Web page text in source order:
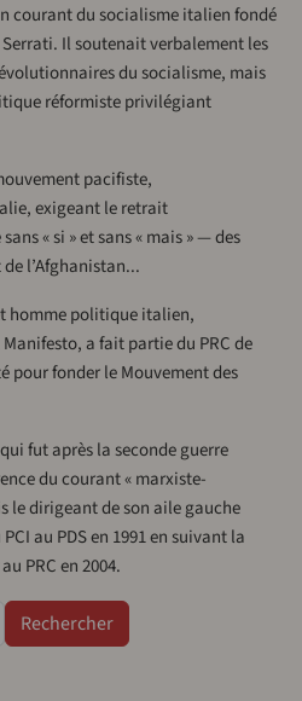
courant du socialisme italien fondé
Il soutenait verbalement les
du socialisme, mais
réformiste privilégiant
pacifiste,
exigeant le retrait
« si » et sans « mais » — des
l’Afghanistan...
homme politique italien,
a fait partie du PRC de
pour fonder le Mouvement des
fut après la seconde guerre
du courant « marxiste-
le dirigeant de son aile gauche
au PDS en 1991 en suivant la
PRC en 2004.